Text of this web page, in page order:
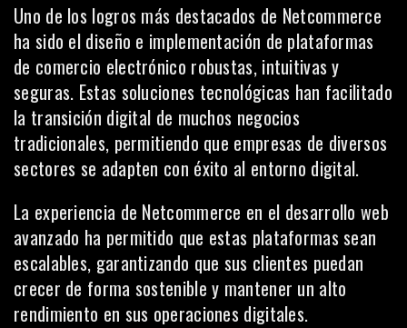
Uno de los logros más destacados de Netcommerce
ha sido el diseño e implementación de plataformas
de comercio electrónico robustas, intuitivas y
seguras. Estas soluciones tecnológicas han facilitado
la transición digital de muchos negocios
tradicionales, permitiendo que empresas de diversos
sectores se adapten con éxito al entorno digital.
La experiencia de Netcommerce en el desarrollo web
avanzado ha permitido que estas plataformas sean
escalables, garantizando que sus clientes puedan
crecer de forma sostenible y mantener un alto
rendimiento en sus operaciones digitales.